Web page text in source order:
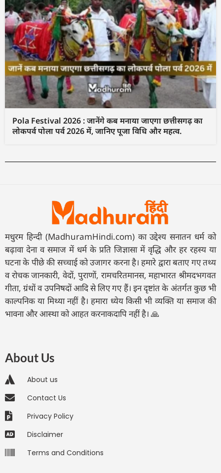
Pola Festival 2026 : जानेंगे कब मनाया जाएगा छत्तीसगढ़ का
लोकपर्व पोला पर्व 2026 में, जानिए पूजा विधि और महत्व.
मधुरम हिन्दी (MadhuramHindi.com) का उद्देश्य सनातन धर्म को
बढ़ावा देना व समाज में धर्म के प्रति जिज्ञासा में वृद्धि और हर रहस्य या
घटना के पीछे की सच्चाई को उजागर करना है। हमारे द्वारा बताए गए तथ्य
व रोचक जानकारी, वेदों, पुराणों, रामचरितमानस, महाभारत श्रीमदभगवत
गीता, ग्रंथों व उपनिषदों आदि से लिए गए हैं। इन दृष्टांत के अंतर्गत कुछ भी
काल्पनिक या मिथ्या नहीं है। हमारा ध्येय किसी भी व्यक्ति या समाज की
भावना और आस्था को आहत करनाकदापि नहीं है। 🙏
About Us
About us
Contact Us
Privacy Policy
Disclaimer
Terms and Conditions